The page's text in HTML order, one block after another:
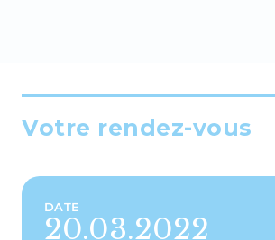
Votre rendez-vous
DATE
20.03.2022